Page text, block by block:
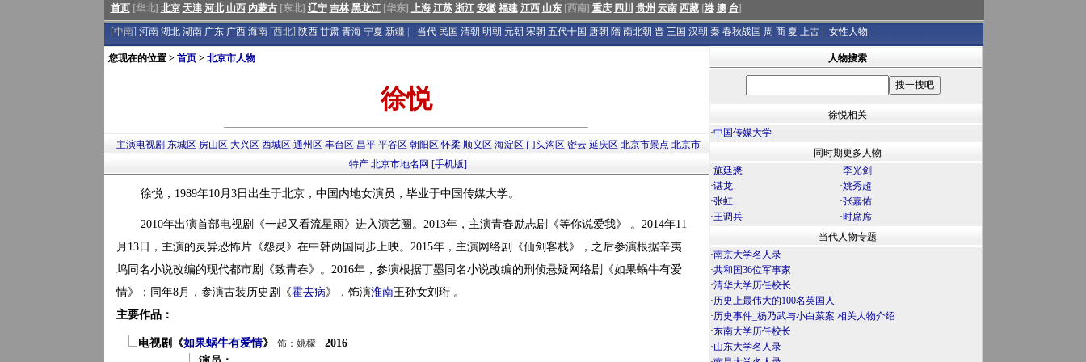
首页[华北] 北京 天津 河北 山西 内蒙古[东北] 辽宁 吉林 黑龙江[华东] 上海 江苏 浙江 安徽 福建 江西 山东[西南] 重庆 四川 贵州 云南 西藏[港 澳 台]
[中南] 河南 湖北 湖南 广东 广西 海南[西北] 陕西 甘肃 青海 宁夏 新疆 当代 民国 清朝 明朝 元朝 宋朝 五代十国 唐朝 隋 南北朝 晋 三国 汉朝 秦 春秋战国 周 商 夏 上古 女性人物
您现在的位置 > 首页> 北京市人物
徐悦
主演电视剧 东城区 房山区 大兴区 西城区 通州区 丰台区 昌平 平谷区 朝阳区 怀柔 顺义区 海淀区 门头沟区 密云 延庆区 北京市景点 北京市
特产 北京市地名网 [手机版]
徐悦，1989年10月3日出生于北京，中国内地女演员，毕业于中国传媒大学。
2010年出演首部电视剧《一起又看流星雨》进入演艺圈。2013年，主演青春励志剧《等你说爱我》 。2014年11
月13日，主演的灵异恐怖片《怨灵》在中韩两国同步上映。2015年，主演网络剧《仙剑客栈》，之后参演根据辛夷
坞同名小说改编的现代都市剧《致青春》。2016年，参演根据丁墨同名小说改编的刑侦悬疑网络剧《如果蜗牛有爱
情》；同年8月，参演古装历史剧《霍去病》，饰演淮南王孙女刘珩 。
主要作品：
电视剧《如果蜗牛有爱情》 饰：姚檬
2016
人物搜索
徐悦相关
·中国传媒大学
同时期更多人物
·施廷懋 ·李光剑
·谌龙 ·姚秀超
·张虹 ·张嘉佑
·王调兵 ·时席席
当代人物专题
·南京大学名人录
·共和国36位军事家
·清华大学历任校长
·历史上最伟大的100名英国人
·历史事件_杨乃武与小白菜案 相关人物介绍
·东南大学历任校长
·山东大学名人录